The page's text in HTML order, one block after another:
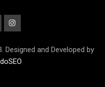
Designed and Developed by